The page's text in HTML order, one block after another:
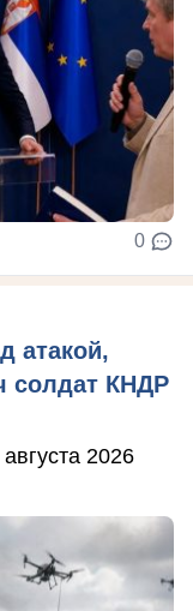
0
атакой,
солдат КНДР
2026